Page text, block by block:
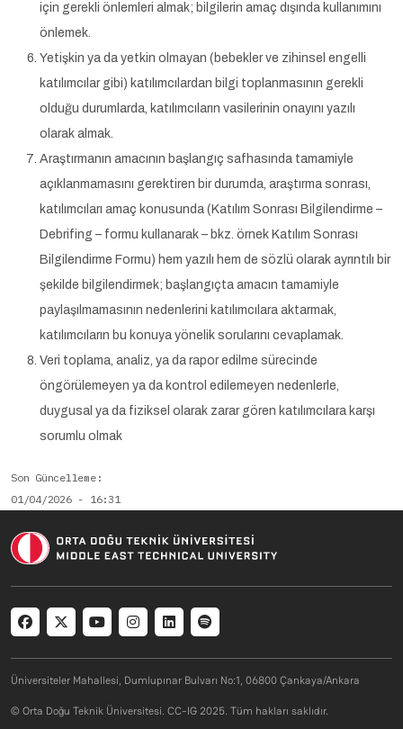
için gerekli önlemleri almak; bilgilerin amaç dışında kullanımını
önlemek.
Yetişkin ya da yetkin olmayan (bebekler ve zihinsel engelli
katılımcılar gibi) katılımcılardan bilgi toplanmasının gerekli
olduğu durumlarda, katılımcıların vasilerinin onayını yazılı
olarak almak.
Araştırmanın amacının başlangıç safhasında tamamiyle
açıklanmamasını gerektiren bir durumda, araştırma sonrası,
katılımcıları amaç konusunda (Katılım Sonrası Bilgilendirme –
Debrifing – formu kullanarak – bkz. örnek Katılım Sonrası
Bilgilendirme Formu) hem yazılı hem de sözlü olarak ayrıntılı bir
şekilde bilgilendirmek; başlangıçta amacın tamamiyle
paylaşılmamasının nedenlerini katılımcılara aktarmak,
katılımcıların bu konuya yönelik sorularını cevaplamak.
Veri toplama, analiz, ya da rapor edilme sürecinde
öngörülemeyen ya da kontrol edilemeyen nedenlerle,
duygusal ya da fiziksel olarak zarar gören katılımcılara karşı
sorumlu olmak
Son Güncelleme
01/04/2026 - 16:31
Arşivlendi
Üniversiteler Mahallesi, Dumlupınar Bulvarı No:1, 06800 Çankaya/Ankara
© Orta Doğu Teknik Üniversitesi. CC-IG 2025. Tüm hakları saklıdır.